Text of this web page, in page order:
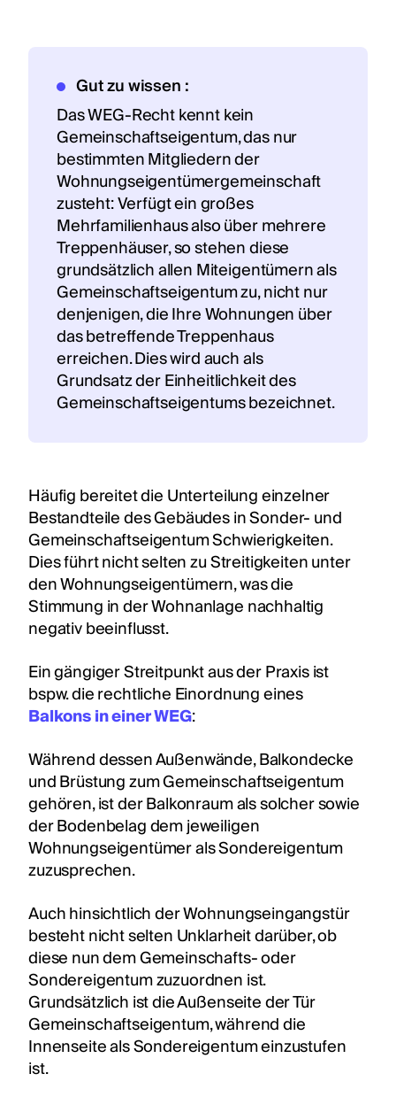
Gut zu wissen :
Das WEG-Recht kennt kein
Gemeinschaftseigentum, das nur
bestimmten Mitgliedern der
Wohnungseigentümergemeinschaft
zusteht: Verfügt ein großes
Mehrfamilienhaus also über mehrere
Treppenhäuser, so stehen diese
grundsätzlich allen Miteigentümern als
Gemeinschaftseigentum zu, nicht nur
denjenigen, die Ihre Wohnungen über
das betreffende Treppenhaus
erreichen. Dies wird auch als
Grundsatz der Einheitlichkeit des
Gemeinschaftseigentums bezeichnet.
Häufig bereitet die Unterteilung einzelner
Bestandteile des Gebäudes in Sonder- und
Gemeinschaftseigentum Schwierigkeiten.
Dies führt nicht selten zu Streitigkeiten unter
den Wohnungseigentümern, was die
Stimmung in der Wohnanlage nachhaltig
negativ beeinflusst.
Ein gängiger Streitpunkt aus der Praxis ist
bspw. die rechtliche Einordnung eines
Balkons in einer WEG:
Während dessen Außenwände, Balkondecke
und Brüstung zum Gemeinschaftseigentum
gehören, ist der Balkonraum als solcher sowie
der Bodenbelag dem jeweiligen
Wohnungseigentümer als Sondereigentum
zuzusprechen.
Auch hinsichtlich der Wohnungseingangstür
besteht nicht selten Unklarheit darüber, ob
diese nun dem Gemeinschafts- oder
Sondereigentum zuzuordnen ist.
Grundsätzlich ist die Außenseite der Tür
Gemeinschaftseigentum, während die
Innenseite als Sondereigentum einzustufen
ist.